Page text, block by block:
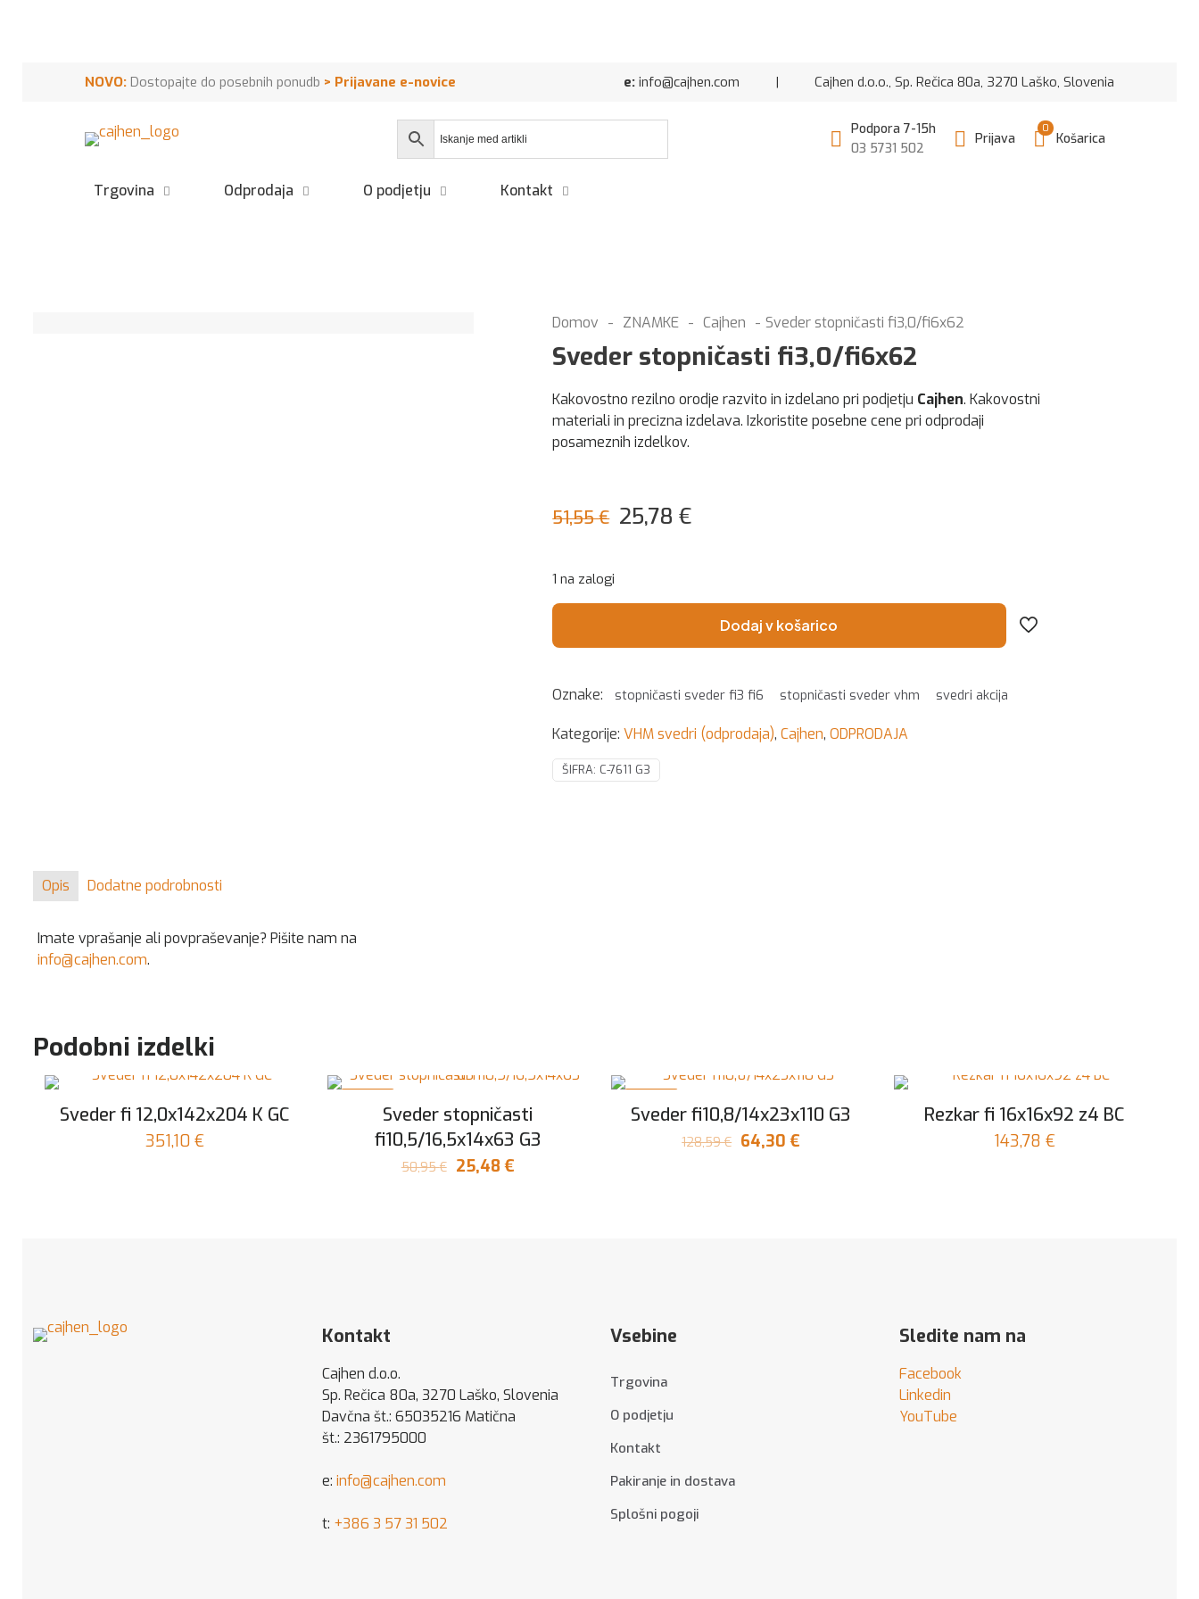
NOVO:Dostopajte do posebnih ponudb > Prijavane e-novice e: info@cajhen.com | Cajhen d.o.o., Sp. Rečica 80a, 3270 Laško, Slovenia
Podpora 7-15h
03 5731 502
Prijava
0
Košarica
Trgovina Odprodaja O podjetju Kontakt
Domov - ZNAMKE - Cajhen - Sveder stopničasti fi3,0/fi6x62
Sveder stopničasti fi3,0/fi6x62
Kakovostno rezilno orodje razvito in izdelano pri podjetju Cajhen. Kakovostni
materiali in precizna izdelava. Izkoristite posebne cene pri odprodaji
posameznih izdelkov.
51,55€ Izvirna
bila:
25,78€Trenutna
25,78 €.
1 na zalogi
Dodaj v košarico
Oznake: stopničasti sveder fi3 fi6 stopničasti sveder vhm svedri akcija
Kategorije:VHM svedri (odprodaja),Cajhen,ODPRODAJA
ŠIFRA: C-7611 G3
Opis Dodatne podrobnosti
Imate vprašanje ali povpraševanje? Pišite nam na
info@cajhen.com.
Podobni izdelki
Sveder fi 12,0x142x204 K GC
351,10 €
Sveder stopničasti
fi10,5/16,5x14x63 G3
50,95€ Izvirna
25,48€Trenutna
Sveder fi10,8/14x23x110 G3
128,59€ Izvirna
64,30€
Rezkar fi 16x16x92 z4 BC
143,78 €
Kontakt
Cajhen d.o.o.
Sp. Rečica 80a, 3270 Laško, Slovenia
Davčna št.: 65035216 Matična
št.: 2361795000
e: info@cajhen.com
t: +386 3 57 31 502
Vsebine
Trgovina
O podjetju
Kontakt
Pakiranje in dostava
Splošni pogoji
Sledite nam na
Facebook
Linkedin
YouTube